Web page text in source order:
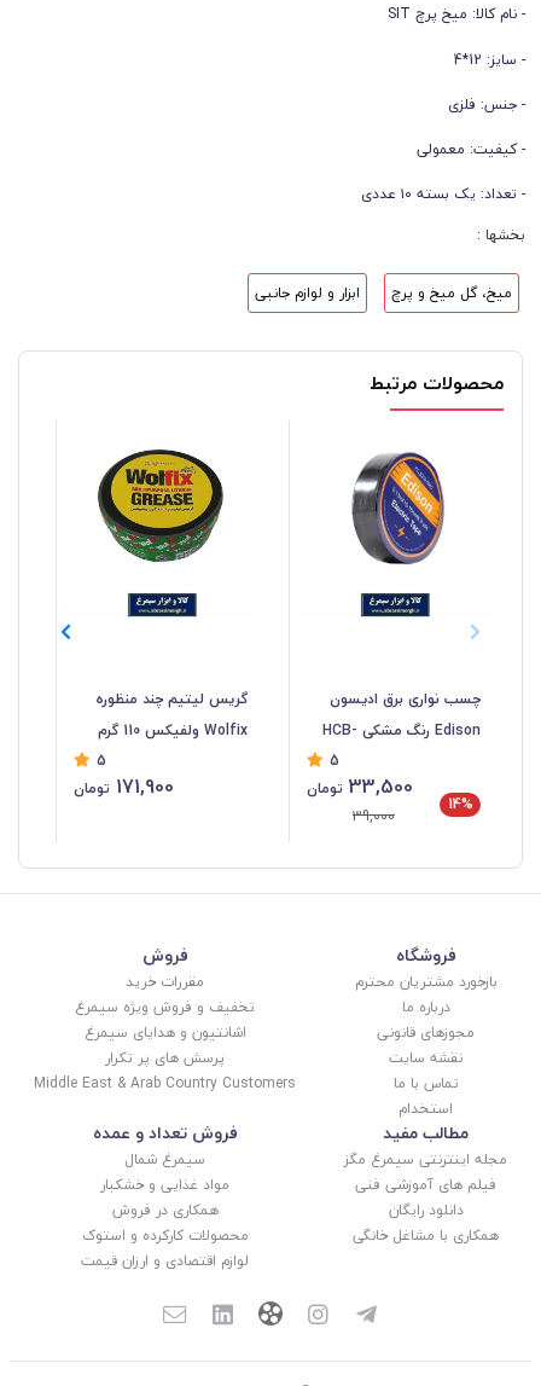
- نام کالا: میخ پرچ SIT
- سایز: 12*4
- جنس: فلزی
- کیفیت: معمولی
- تعداد: یک بسته ۱۰ عددی
بخشها :
میخ، گل میخ و پرچ ابزار و لوازم جانبی
محصولات مرتبط
چسب نواری برق ادیسون
Edison رنگ مشکی HCB-
5
14%
33,500 تومان
39,000
گریس لیتیم چند منظوره
Wolfix ولفیکس 110 گرم
5
171,900 تومان
فروشگاه
بازخورد مشتریان محترم
درباره ما
مجوزهای قانونی
نقشه سایت
تماس با ما
استخدام
فروش
مقررات خرید
تخفیف و فروش ویژه سیمرغ
اشانتیون و هدایای سیمرغ
پرسش های پر تکرار
Middle East & Arab Country Customers
مطالب مفید
مجله اینترنتی سیمرغ مگز
فیلم های آموزشی فنی
دانلود رایگان
همکاری با مشاغل خانگی
فروش تعداد و عمده
سیمرغ شمال
مواد غذایی و خشکبار
همکاری در فروش
محصولات کارکرده و استوک
لوازم اقتصادی و ارزان قیمت